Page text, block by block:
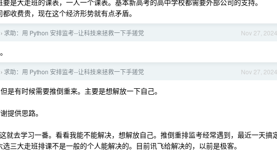
是大走班的课表，一人一个课表。基本新高考的高中学校都需要外部公司的支持。
收费贵，现在这个经济形势就有点矛盾。
Nov 27, 2024
› 求助：用 Python 安排监考--让科技来拯救一下手搓党
Nov 27, 2024
› 求助：用 Python 安排监考--让科技来拯救一下手搓党
是有时候需要推倒重来。主要是想解放一下自己。
提供思路。
就去学习一番。看看我能不能解决，想解放自己。推倒重排监考经常遇到，最近一天搞
三大走班排课不是一般的个人能解决的。目前讯飞给解决的，以前是极客。